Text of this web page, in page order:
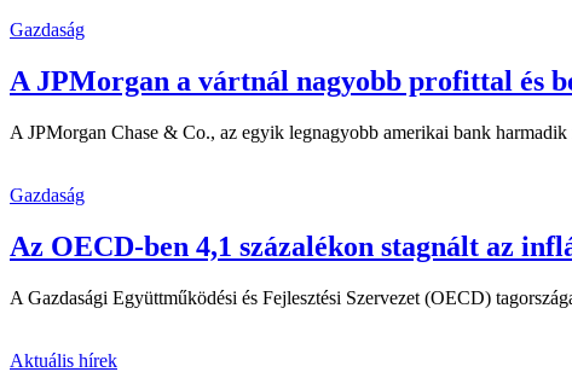
Gazdaság
A JPMorgan a vártnál nagyobb profittal és
A JPMorgan Chase & Co., az egyik legnagyobb amerikai bank
Gazdaság
Az OECD-ben 4,1 százalékon stagnált az
A Gazdasági Együttműködési és Fejlesztési Szervezet (OECD)
Aktuális hírek